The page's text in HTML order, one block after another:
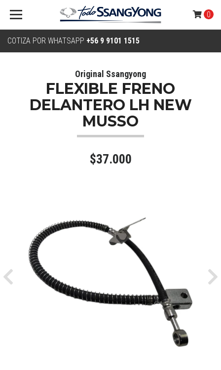
COTIZA POR WHATSAPP +56 9 9101 1515
0
Original Ssangyong
FLEXIBLE FRENO
DELANTERO LH NEW
MUSSO
$37.000
Previous